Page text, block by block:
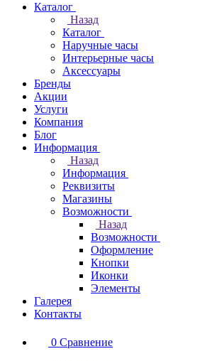
Каталог
Назад
Каталог
Наручные часы
Интерьерные часы
Аксессуары
Бренды
Акции
Услуги
Компания
Блог
Информация
Назад
Информация
Реквизиты
Магазины
Возможности
Назад
Возможности
Оформление
Кнопки
Иконки
Элементы
Галерея
Контакты
0 Сравнение